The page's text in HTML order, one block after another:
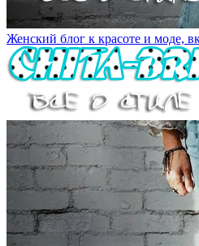
Женский блог к красоте и моде,